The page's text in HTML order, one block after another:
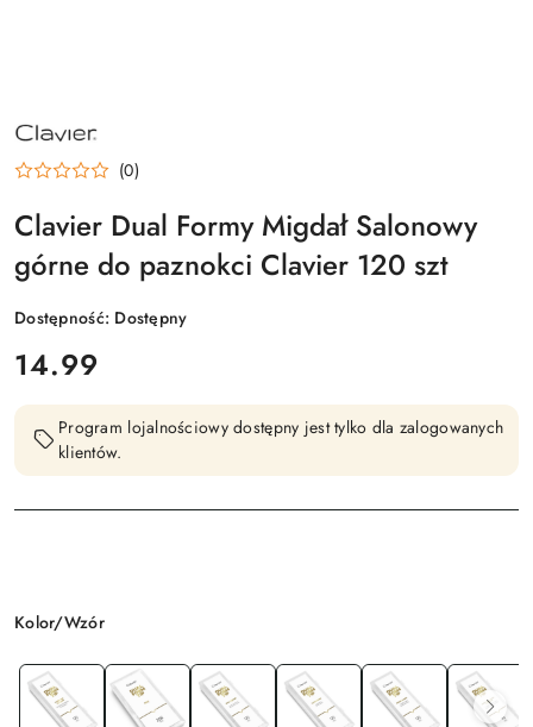
NAZWA
PRODUCENTA:
CLAVIER (0)
Clavier Dual Formy Migdał Salonowy
górne do paznokci Clavier 120 szt
Dostępność: Dostępny
cena:
14.99
Program lojalnościowy dostępny jest tylko dla zalogowanych
klientów.
Wariant
Kolor/Wzór